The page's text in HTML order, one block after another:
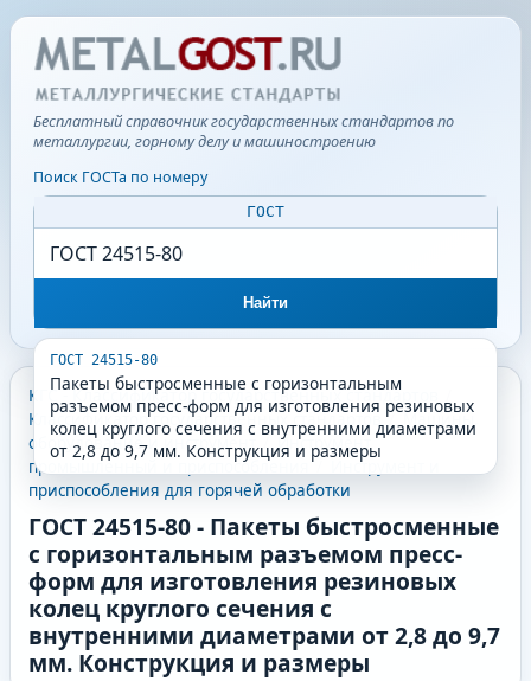
Бесплатный справочник государственных стандартов по
металлургии, горному делу и машиностроению
Поиск ГОСТа по номеру
ГОСТ
Найти
ГОСТ 24515-80
Пакеты быстросменные с горизонтальным
разъемом пресс-форм для изготовления резиновых
колец круглого сечения с внутренними диаметрами
от 2,8 до 9,7 мм. Конструкция и размеры
КГС - Классификатор государственных стандартов
Классификатор государственных стандартов / Машины,
оборудование и инструмент / Инструмент
промышленный и приспособления
Инструмент и
приспособления для горячей обработки
ГОСТ 24515-80- Пакеты быстросменные
с горизонтальным разъемом пресс-
форм для изготовления резиновых
колец круглого сечения с
внутренними диаметрами от 2,8 до 9,7
мм. Конструкция и размеры